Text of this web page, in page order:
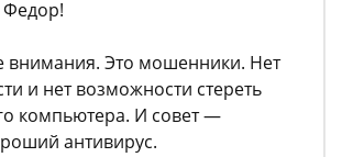
Федор!
внимания. Это мошенники. Нет
и нет возможности стереть
компьютера. И совет —
антивирус.